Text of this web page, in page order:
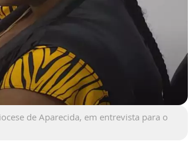
de Aparecida, em entrevista para o